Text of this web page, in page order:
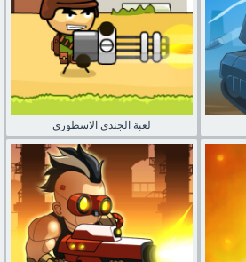
لعبة الجندي الاسطوري